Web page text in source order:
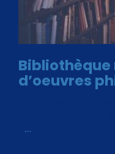
d’oeuvres
…